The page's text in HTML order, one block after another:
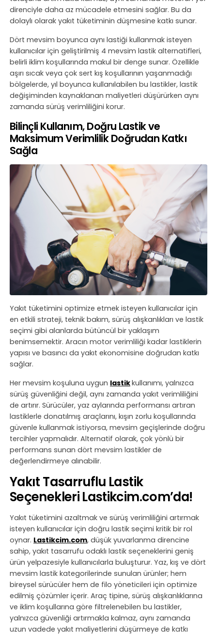
direnciyle daha az mücadele etmesini sağlar. Bu da
dolaylı olarak yakıt tüketiminin düşmesine katkı sunar.
Dört mevsim boyunca aynı lastiği kullanmak isteyen
kullanıcılar için geliştirilmiş 4 mevsim lastik alternatifleri,
belirli iklim koşullarında makul bir denge sunar. Özellikle
aşırı sıcak veya çok sert kış koşullarının yaşanmadığı
bölgelerde, yıl boyunca kullanılabilen bu lastikler, lastik
değişiminden kaynaklanan maliyetleri düşürürken aynı
zamanda sürüş verimliliğini korur.
Bilinçli Kullanım, Doğru Lastik ve
Maksimum Verimlilik Doğrudan Katkı
Sağla
Yakıt tüketimini optimize etmek isteyen kullanıcılar için
en etkili strateji, teknik bakım, sürüş alışkanlıkları ve lastik
seçimi gibi alanlarda bütüncül bir yaklaşım
benimsemektir. Aracın motor verimliliği kadar lastiklerin
yapısı ve basıncı da yakıt ekonomisine doğrudan katkı
sağlar.
Her mevsim koşuluna uygun lastikkullanımı, yalnızca
sürüş güvenliğini değil, aynı zamanda yakıt verimliliğini
de artırır. Sürücüler, yaz aylarında performansı artıran
lastiklerle donatılmış araçlarını, kışın zorlu koşullarında
güvenle kullanmak istiyorsa, mevsim geçişlerinde doğru
tercihler yapmalıdır. Alternatif olarak, çok yönlü bir
performans sunan dört mevsim lastikler de
değerlendirmeye alınabilir.
Yakıt Tasarruflu Lastik
Seçenekleri Lastikcim.com’da!
Yakıt tüketimini azaltmak ve sürüş verimliliğini artırmak
isteyen kullanıcılar için doğru lastik seçimi kritik bir rol
oynar. Lastikcim.com, düşük yuvarlanma direncine
sahip, yakıt tasarrufu odaklı lastik seçeneklerini geniş
ürün yelpazesiyle kullanıcılarla buluşturur. Yaz, kış ve dört
mevsim lastik kategorilerinde sunulan ürünler; hem
bireysel sürücüler hem de filo yöneticileri için optimize
edilmiş çözümler içerir. Araç tipine, sürüş alışkanlıklarına
ve iklim koşullarına göre filtrelenebilen bu lastikler,
yalnızca güvenliği artırmakla kalmaz, aynı zamanda
uzun vadede yakıt maliyetlerini düşürmeye de katkı